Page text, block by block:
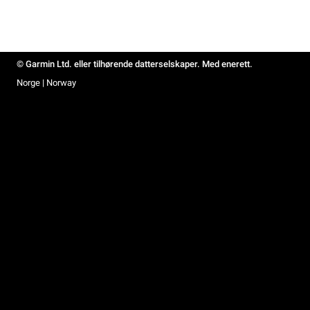
© Garmin Ltd. eller tilhørende datterselskaper. Med enerett.
Norge | Norway